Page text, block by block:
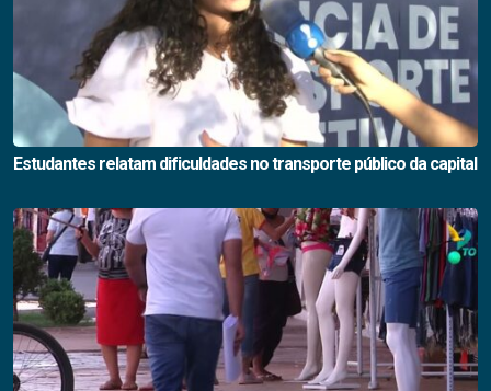
Estudantes relatam dificuldades no transporte público da capital